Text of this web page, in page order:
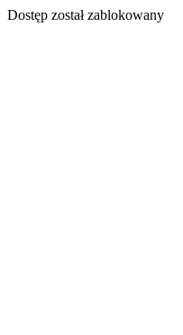
Dostęp został zablokowany